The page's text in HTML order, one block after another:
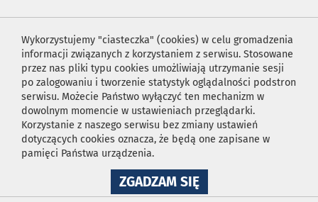
Wykorzystujemy "ciasteczka" (cookies) w celu gromadzenia
informacji związanych z korzystaniem z serwisu. Stosowane
przez nas pliki typu cookies umożliwiają utrzymanie sesji
po zalogowaniu i tworzenie statystyk oglądalności podstron
serwisu. Możecie Państwo wyłączyć ten mechanizm w
dowolnym momencie w ustawieniach przeglądarki.
Korzystanie z naszego serwisu bez zmiany ustawień
dotyczących cookies oznacza, że będą one zapisane w
pamięci Państwa urządzenia.
ZGADZAM SIĘNA
WYKORZYSTANIE